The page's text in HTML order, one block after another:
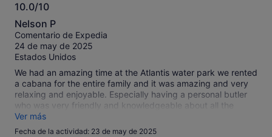
10.0/10
10.0
sobre
10
Nelson P
Comentario de Expedia
24 de may de 2025
Estados Unidos
We had an amazing time at the Atlantis water park we rented
a cabana for the entire family and it was amazing and very
relaxing and enjoyable. Especially having a personal butler
who was very friendly and knowledgeable about all the
activities and services offered to us. We really recommend
this activity In Dubai it is very nice and very enjoyable!!!!!!!!
Ver más
Fecha de la actividad: 23 de may de 2025